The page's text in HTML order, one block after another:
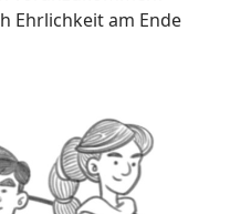
Ehrlichkeit am Ende